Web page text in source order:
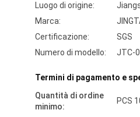
Luogo di origine:
Marca:
Certificazione:
SGS
Numero di modello:
JTC-
Termini di pagamento e
Quantità di ordine
minimo:
PCS